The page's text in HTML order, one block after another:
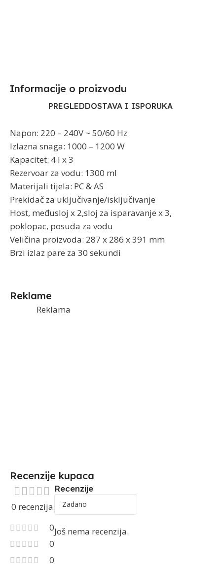
Informacije o proizvodu​
PREGLEDDOSTAVA I ISPORUKA
Napon: 220 – 240V ~ 50/60 Hz
Izlazna snaga: 1000 – 1200 W
Kapacitet: 4 l x 3
Rezervoar za vodu: 1300 ml
Materijali tijela: PC & AS
Prekidač za uključivanje/isključivanje
Host, međusloj x 2,sloj za isparavanje x 3,
poklopac, posuda za vodu
Veličina proizvoda: 287 x 286 x 391 mm
Brzi izlaz pare za 30 sekundi
Reklame
Reklama
Recenzije kupaca
0 recenzija
0
0
0
Recenzije
Još nema recenzija.